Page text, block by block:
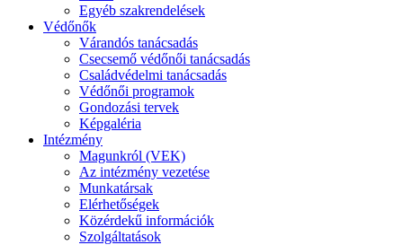
Egyéb szakrendelések
Védőnők
Várandós tanácsadás
Csecsemő védőnői tanácsadás
Családvédelmi tanácsadás
Védőnői programok
Gondozási tervek
Képgaléria
Intézmény
Magunkról (VEK)
Az intézmény vezetése
Munkatársak
Elérhetőségek
Közérdekű információk
Szolgáltatások